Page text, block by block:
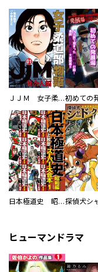
ＪＪＭ 女子柔道部物語 社会人編
日本極道史 昭和編 スーパー大合本
ヒューマンドラマ